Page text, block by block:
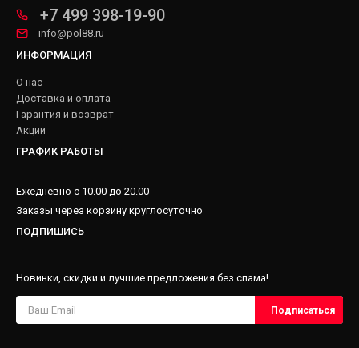
+7 499 398-19-90
info@pol88.ru
ИНФОРМАЦИЯ
О нас
Доставка и оплата
Гарантия и возврат
Акции
ГРАФИК РАБОТЫ
Ежедневно с 10.00 до 20.00
Заказы через корзину круглосуточно
ПОДПИШИСЬ
Новинки, скидки и лучшие предложения без спама!